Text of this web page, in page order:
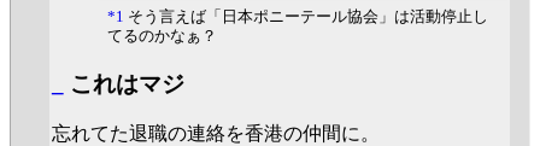
*1 そう言えば「日本ポニーテール協会」は活動停止し
てるのかなぁ？
これはマジ
忘れてた退職の連絡を香港の仲間に。